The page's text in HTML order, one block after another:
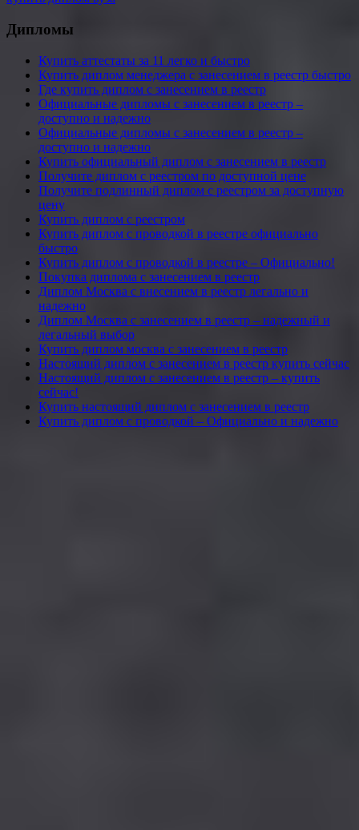
Дипломы
Купить аттестаты за 11 легко и быстро
Купить диплом менеджера с занесением в реестр быстро
Где купить диплом с занесением в реестр
Официальные дипломы с занесением в реестр –
доступно и надежно
Официальные дипломы с занесением в реестр –
доступно и надежно
Купить официальный диплом с занесением в реестр
Получите диплом с реестром по доступной цене
Получите подлинный диплом с реестром за доступную
цену
Купить диплом с реестром
Купить диплом с проводкой в реестре официально
быстро
Купить диплом с проводкой в реестре – Официально!
Покупка диплома с занесением в реестр
Диплом Москва с внесением в реестр легально и
надежно
Диплом Москва с занесением в реестр – надежный и
легальный выбор
Купить диплом москва с занесением в реестр
Настоящий диплом с занесением в реестр купить сейчас
Настоящий диплом с занесением в реестр – купить
сейчас!
Купить настоящий диплом с занесением в реестр
Купить диплом с проводкой – Официально и надежно